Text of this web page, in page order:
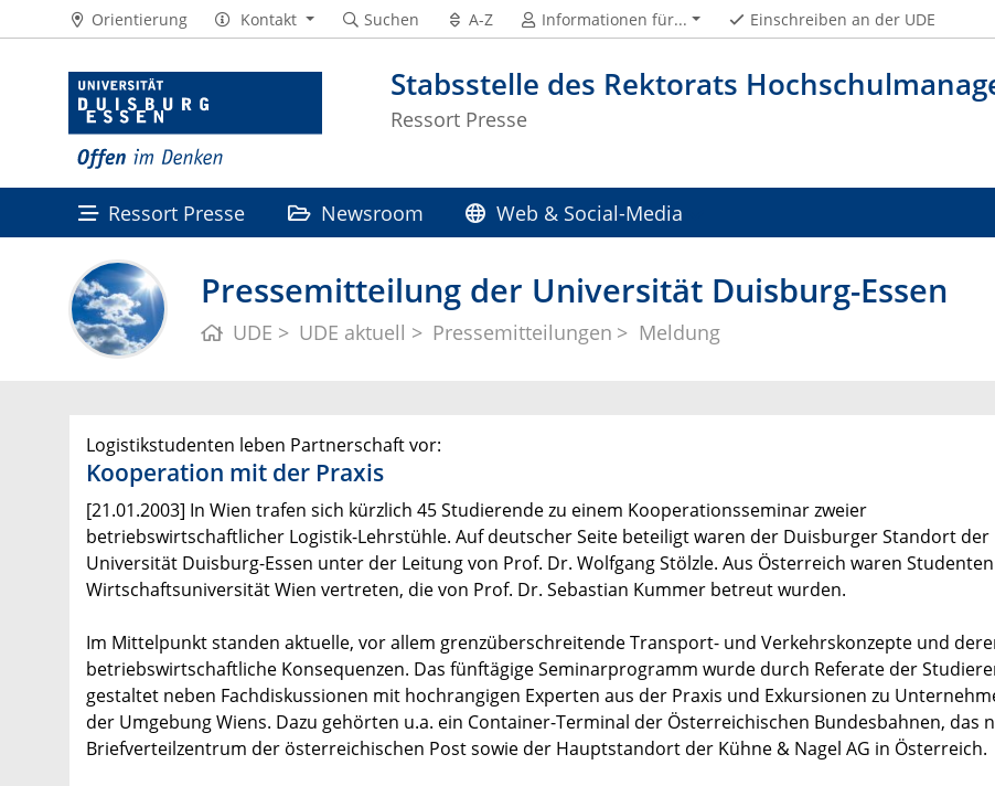
Stabsstelle des Rektorats
Ressort Presse
Orientierung Kontakt Suchen A-Z Informationen für... Einschreiben an der UDE
Ressort Presse Newsroom Web & Social-Media
Pressemitteilung der Universität Duisburg-Essen
UDE UDE aktuell Pressemitteilungen Meldung
Logistikstudenten leben Partnerschaft vor:
Kooperation mit der Praxis
[21.01.2003] In Wien trafen sich kürzlich 45 Studierende zu einem Kooperationsseminar zweier
betriebswirtschaftlicher Logistik-Lehrstühle. Auf deutscher Seite beteiligt waren der Duisburger Standort der
Universität Duisburg-Essen unter der Leitung von Prof. Dr. Wolfgang Stölzle. Aus Österreich waren
Wirtschaftsuniversität Wien vertreten, die von Prof. Dr. Sebastian Kummer betreut wurden.
Im Mittelpunkt standen aktuelle, vor allem grenzüberschreitende Transport- und Verkehrskonzepte und
betriebswirtschaftliche Konsequenzen. Das fünftägige Seminarprogramm wurde durch Referate der
gestaltet neben Fachdiskussionen mit hochrangigen Experten aus der Praxis und Exkursionen zu
der Umgebung Wiens. Dazu gehörten u.a. ein Container-Terminal der Österreichischen Bundesbahnen, das
Briefverteilzentrum der österreichischen Post sowie der Hauptstandort der Kühne & Nagel AG in Österreich.